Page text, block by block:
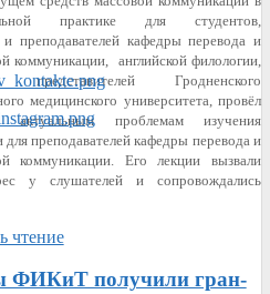
практике для студентов,
и преподавателей кафедры перевода и
коммуникации, английской филологии,
Гродненского
медицинского университета, провёл
проблемам изучения
преподавателей кафедры перевода и
коммуникации. Его лекции вызвали
у слушателей и сопровождались
чтение
ФИКиТ получили гран-